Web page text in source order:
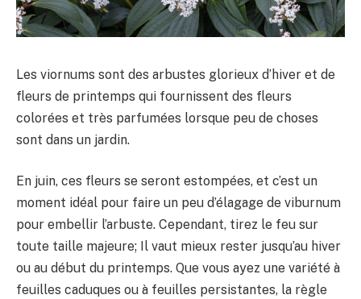
Les viornums sont des arbustes glorieux d’hiver et de
fleurs de printemps qui fournissent des fleurs
colorées et très parfumées lorsque peu de choses
sont dans un jardin.
En juin, ces fleurs se seront estompées, et c’est un
moment idéal pour faire un peu d’élagage de viburnum
pour embellir l’arbuste. Cependant, tirez le feu sur
toute taille majeure; Il vaut mieux rester jusqu’au hiver
ou au début du printemps. Que vous ayez une variété à
feuilles caduques ou à feuilles persistantes, la règle